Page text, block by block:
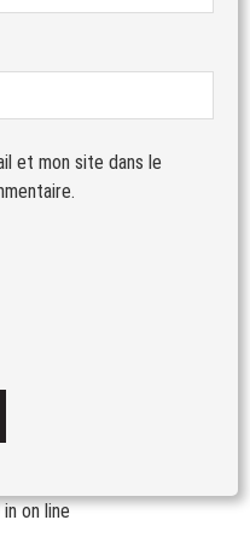
et mon site dans le
inon line